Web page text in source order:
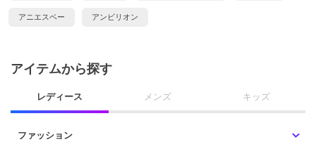
アニエスベー アンビリオン
アイテムから探す
レディース メンズ キッズ
ファッション